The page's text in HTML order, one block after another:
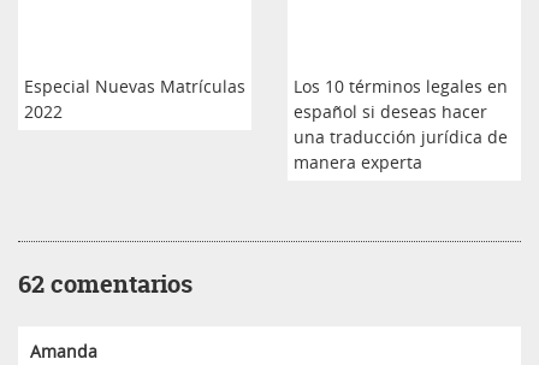
Especial Nuevas Matrículas
2022
Los 10 términos legales en
español si deseas hacer
una traducción jurídica de
manera experta
62 comentarios
Amanda